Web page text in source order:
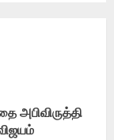
அபிவிருத்தி